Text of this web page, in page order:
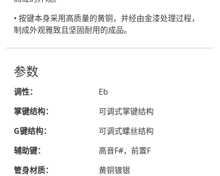
• 按键本身采用高质量的黄铜，并经由金漆处理过程，
制成外观雅致且坚固耐用的成品。
参数
调性：
Eb
掌键结构：
可调式掌键结构
G键结构：
可调式螺丝结构
辅助键：
高音F#，前置F
管身材质：
黄铜镀银